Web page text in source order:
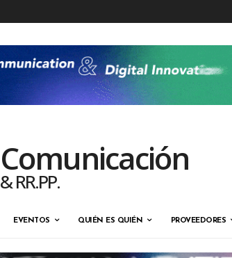
Comunicación
& RR.PP.
EVENTOS QUIÉN ES QUIÉN PROVEEDORES